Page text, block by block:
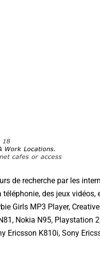
de recherche par les
des jeux vidéos,
Girls MP3 Player,
Nokia N95, Playstation
Ericsson K810i, Sony